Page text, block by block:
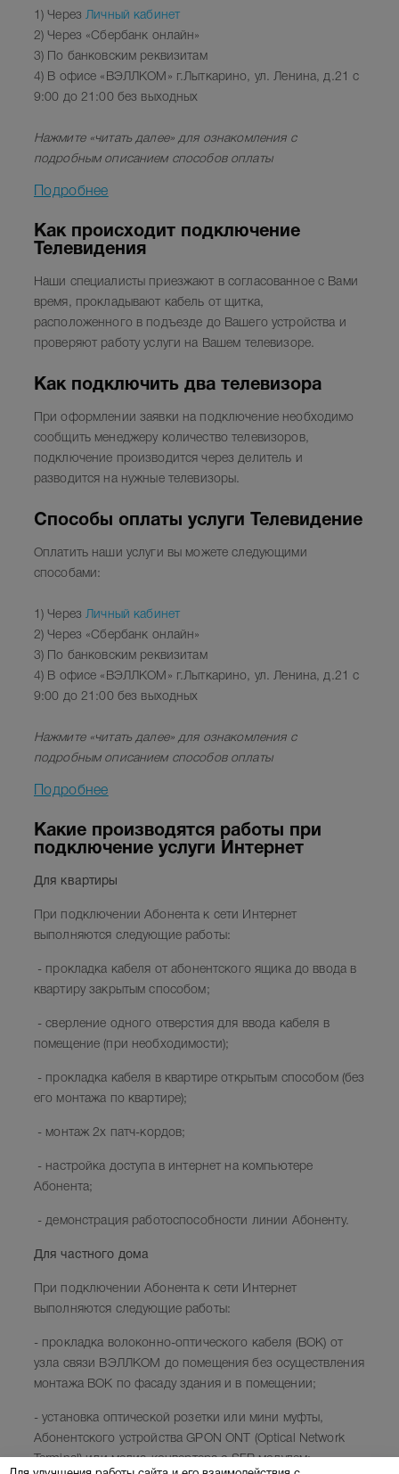
1) ЧерезЛичный кабинет
2) Через «Сбербанк онлайн»
3) По банковским реквизитам
4) В офисе «ВЭЛЛКОМ» г.Лыткарино, ул. Ленина, д.21 с
9:00 до 21:00 без выходных
Нажмите «читать далее» для ознакомления с
подробным описанием способов оплаты
Подробнее
Как происходит подключение
Телевидения
Наши специалисты приезжают в согласованное с Вами
время, прокладывают кабель от щитка,
расположенного в подъезде до Вашего устройства и
проверяют работу услуги на Вашем телевизоре.
Как подключить два телевизора
При оформлении заявки на подключение необходимо
сообщить менеджеру количество телевизоров,
подключение производится через делитель и
разводится на нужные телевизоры.
Способы оплаты услуги Телевидение
Оплатить наши услуги вы можете следующими
способами:
1) ЧерезЛичный кабинет
2) Через «Сбербанк онлайн»
3) По банковским реквизитам
4) В офисе «ВЭЛЛКОМ» г.Лыткарино, ул. Ленина, д.21 с
9:00 до 21:00 без выходных
Нажмите «читать далее» для ознакомления с
подробным описанием способов оплаты
Подробнее
Какие производятся работы при
подключение услуги Интернет
Для квартиры
При подключении Абонента к сети Интернет
выполняются следующие работы:
- прокладка кабеля от абонентского ящика до ввода в
квартиру закрытым способом;
- сверление одного отверстия для ввода кабеля в
помещение (при необходимости);
- прокладка кабеля в квартире открытым способом (без
его монтажа по квартире);
- монтаж 2х патч-кордов;
- настройка доступа в интернет на компьютере
Абонента;
- демонстрация работоспособности линии Абоненту.
Для частного дома
При подключении Абонента к сети Интернет
выполняются следующие работы:
- прокладка волоконно-оптического кабеля (ВОК) от
узла связи ВЭЛЛКОМ до помещения без осуществления
монтажа ВОК по фасаду здания и в помещении;
- установка оптической розетки или мини муфты,
Абонентского устройства GPON ONT (Optical Network
Terminal) или медиа-конвертера с SFP модулем;